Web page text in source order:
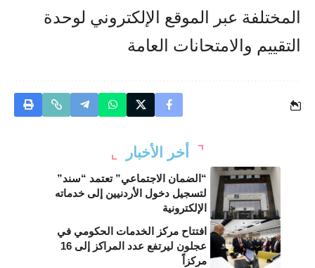
المختلفة عبر الموقع الإلكتروني لوحدة
التقييم والامتحانات العامة
أخر الأخبار
“الضمان الاجتماعي” تعتمد “سند”
لتسجيل دخول الأردنيين إلى خدماته
الإلكترونية
افتتاح مركز الخدمات الحكومي في
عجلون ليرتفع عدد المراكز إلى 16
مركزاً